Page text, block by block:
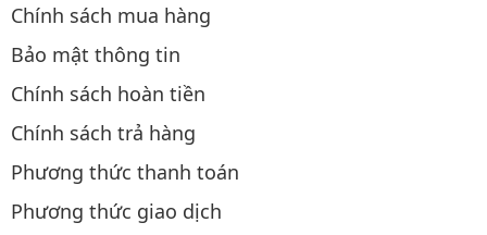
Chính sách mua hàng
Bảo mật thông tin
Chính sách hoàn tiền
Chính sách trả hàng
Phương thức thanh toán
Phương thức giao dịch